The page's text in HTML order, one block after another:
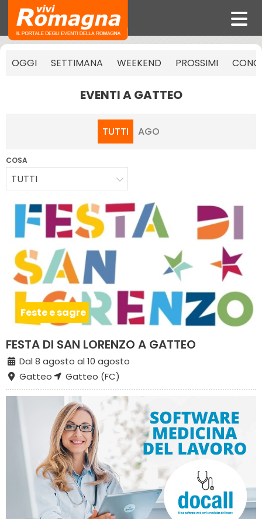
OGGI SETTIMANA WEEKEND PROSSIMI
EVENTI A GATTEO
TUTTI AGO
COSA
TUTTI
Feste e sagre
FESTA DI SAN LORENZO A GATTEO
Dal 8 agosto al 10 agosto
Gatteo
Gatteo (FC)